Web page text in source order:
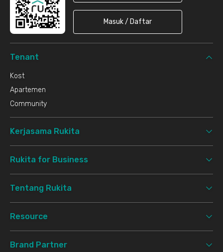
Masuk / Daftar
Tenant
Kost
Apartemen
Community
Kerjasama Rukita
Rukita for Business
Tentang Rukita
Resource
Brand Partner